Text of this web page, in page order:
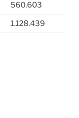
560.603
1.128.439